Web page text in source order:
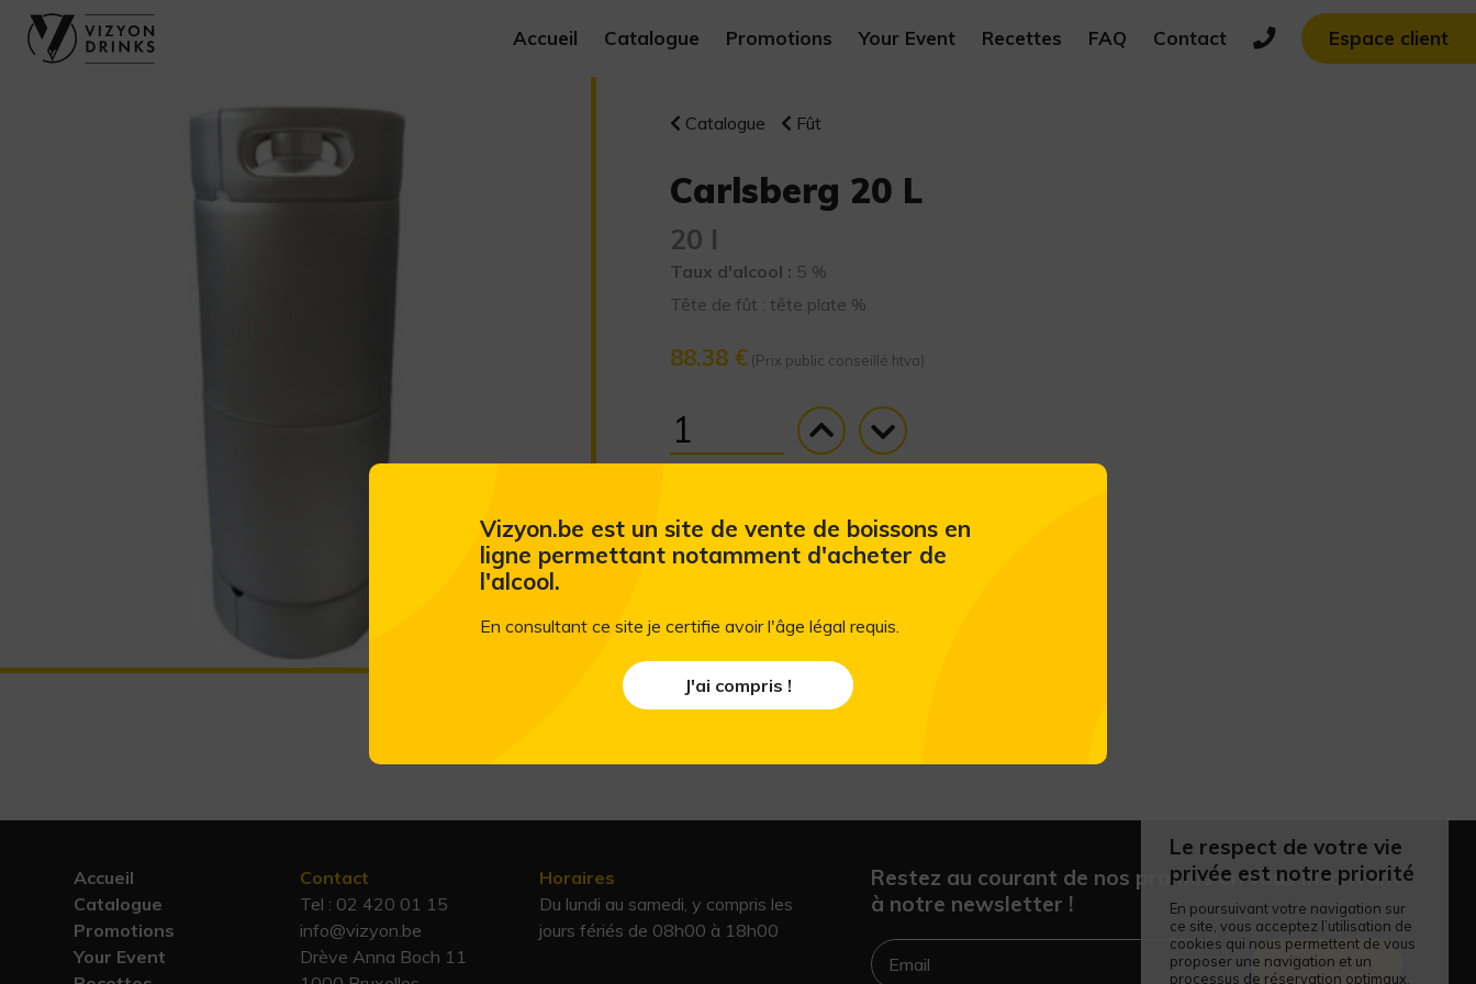
Accueil Catalogue Promotions Your Event Recettes FAQ Contact Espace client
Catalogue Fût
Carlsberg 20 L
20 l
Taux d'alcool : 5 %
Tête de fût : tête plate %
88.38 €(Prix public conseillé htva)
Accueil
Catalogue
Promotions
Your Event
Contact
Tel : 02 420 01 15
info@vizyon.be
Drève Anna Boch 11
Horaires
Du lundi au samedi, y compris les
jours fériés de 08h00 à 18h00
Restez au courant de nos promos en vous inscrivant
à notre newsletter !
Envoyer
Le respect de votre vie
privée est notre priorité
En poursuivant votre navigation sur
ce site, vous acceptez l’utilisation de
cookies qui nous permettent de vous
proposer une navigation et un
processus de réservation optimaux.
Vizyon.be est un site de vente de boissons en
ligne permettant notamment d'acheter de
l'alcool.
En consultant ce site je certifie avoir l'âge légal requis.
J'ai compris !